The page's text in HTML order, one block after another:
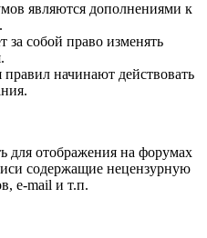
являются дополнениями к
за собой право изменять
начинают действовать
для отображения на форумах
содержащие нецензурную
e-mail и т.п.